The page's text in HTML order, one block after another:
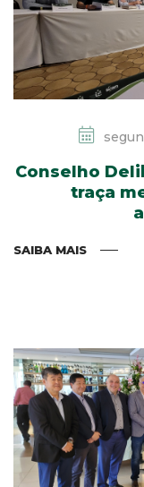
Conselho
traça
SAIBA MAIS